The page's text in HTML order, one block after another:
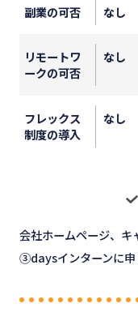
副業の可否 なし
リモートワ
ークの可否
なし
フレックス
制度の導入
なし
会社ホームページ、キ
③daysインターンに申